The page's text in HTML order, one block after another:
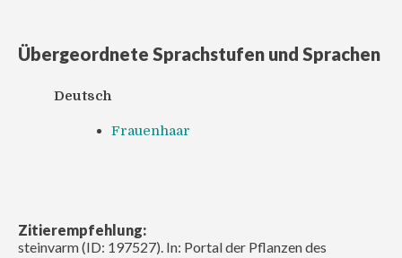
Übergeordnete Sprachstufen und Sprachen
Deutsch
Frauenhaar
Zitierempfehlung:
steinvarm (ID: 197527). In: Portal der Pflanzen des